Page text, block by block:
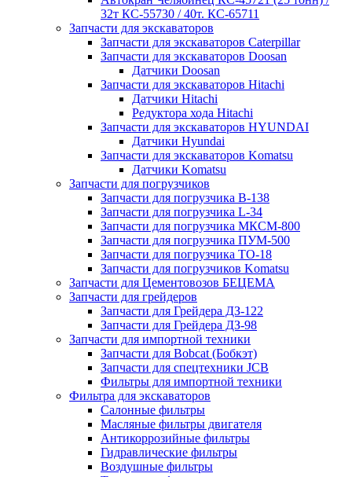
32т КС-55730 / 40т. КС-65711
Запчасти для экскаваторов
Запчасти для экскаваторов Caterpillar
Запчасти для экскаваторов Doosan
Датчики Doosan
Запчасти для экскаваторов Hitachi
Датчики Hitachi
Редуктора хода Hitachi
Запчасти для экскаваторов HYUNDAI
Датчики Hyundai
Запчасти для экскаваторов Komatsu
Датчики Komatsu
Запчасти для погрузчиков
Запчасти для погрузчика B-138
Запчасти для погрузчика L-34
Запчасти для погрузчика МКСМ-800
Запчасти для погрузчика ПУМ-500
Запчасти для погрузчика ТО-18
Запчасти для погрузчиков Komatsu
Запчасти для Цементовозов БЕЦЕМА
Запчасти для грейдеров
Запчасти для Грейдера ДЗ-122
Запчасти для Грейдера ДЗ-98
Запчасти для импортной техники
Запчасти для Bobcat (Бобкэт)
Запчасти для спецтехники JCB
Фильтры для импортной техники
Фильтра для экскаваторов
Салонные фильтры
Масляные фильтры двигателя
Антикоррозийные фильтры
Гидравлические фильтры
Воздушные фильтры